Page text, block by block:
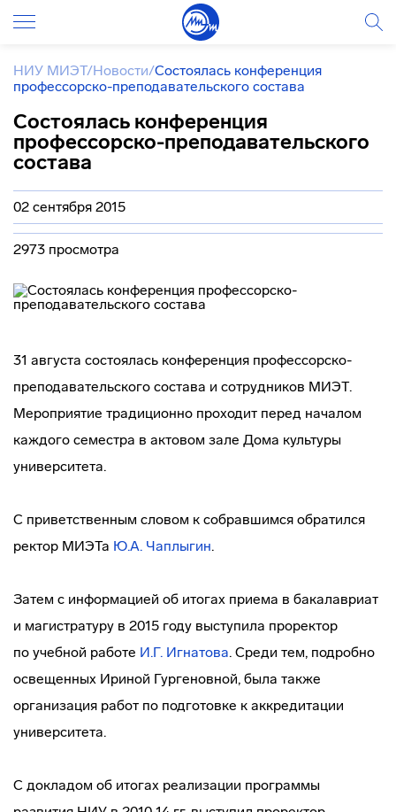
НИУ МИЭТ/Новости/Состоялась конференция
профессорско-преподавательского состава
Состоялась конференция
профессорско-преподавательского
состава
02 сентября 2015
2973 просмотра
31 августа состоялась конференция профессорско-
преподавательского состава и сотрудников МИЭТ.
Мероприятие традиционно проходит перед началом
каждого семестра в актовом зале Дома культуры
университета.
С приветственным словом к собравшимся обратился
ректор МИЭТа Ю.А. Чаплыгин.
Затем с информацией об итогах приема в бакалавриат
и магистратуру в 2015 году выступила проректор
по учебной работе И.Г. Игнатова. Среди тем, подробно
освещенных Ириной Гургеновной, была также
организация работ по подготовке к аккредитации
университета.
С докладом об итогах реализации программы